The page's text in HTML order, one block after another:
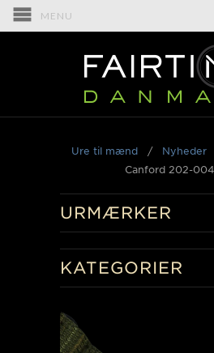
MENU
Ure til mænd / Nyheder
Canford 202-
URMÆRKER
KATEGORIER